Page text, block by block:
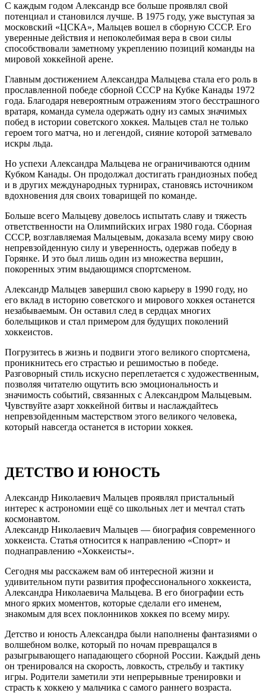
С каждым годом Александр все больше проявлял свой
потенциал и становился лучше. В 1975 году, уже выступая за
московский «ЦСКА», Мальцев вошел в сборную СССР. Его
уверенные действия и непоколебимая вера в свои силы
способствовали заметному укреплению позиций команды на
мировой хоккейной арене.
Главным достижением Александра Мальцева стала его роль в
прославленной победе сборной СССР на Кубке Канады 1972
года. Благодаря невероятным отражениям этого бесстрашного
вратаря, команда сумела одержать одну из самых значимых
побед в истории советского хоккея. Мальцев стал не только
героем того матча, но и легендой, сияние которой затмевало
искры льда.
Но успехи Александра Мальцева не ограничиваются одним
Кубком Канады. Он продолжал достигать грандиозных побед
и в других международных турнирах, становясь источником
вдохновения для своих товарищей по команде.
Больше всего Мальцеву довелось испытать славу и тяжесть
ответственности на Олимпийских играх 1980 года. Сборная
СССР, возглавляемая Мальцевым, доказала всему миру свою
непревзойденную силу и уверенность, одержав победу в
Горянке. И это был лишь один из множества вершин,
покоренных этим выдающимся спортсменом.
Александр Мальцев завершил свою карьеру в 1990 году, но
его вклад в историю советского и мирового хоккея останется
незабываемым. Он оставил след в сердцах многих
болельщиков и стал примером для будущих поколений
хоккеистов.
Погрузитесь в жизнь и подвиги этого великого спортсмена,
проникнитесь его страстью и решимостью в победе.
Разговорный стиль искусно переплетается с художественным,
позволяя читателю ощутить всю эмоциональность и
значимость событий, связанных с Александром Мальцевым.
Чувствуйте азарт хоккейной битвы и наслаждайтесь
непревзойденным мастерством этого великого человека,
который навсегда останется в истории хоккея.
ДЕТСТВО И ЮНОСТЬ
Александр Николаевич Мальцев проявлял пристальный
интерес к астрономии ещё со школьных лет и мечтал стать
космонавтом.
Александр Николаевич Мальцев — биография современного
хоккеиста. Статья относится к направлению «Спорт» и
поднаправлению «Хоккеисты».
Сегодня мы расскажем вам об интересной жизни и
удивительном пути развития профессионального хоккеиста,
Александра Николаевича Мальцева. В его биографии есть
много ярких моментов, которые сделали его именем,
знакомым для всех поклонников хоккея по всему миру.
Детство и юность Александра были наполнены фантазиями о
волшебном волке, который по ночам превращался в
разыгрывающего нападающего сборной России. Каждый день
он тренировался на скорость, ловкость, стрельбу и тактику
игры. Родители заметили эти непрерывные тренировки и
страсть к хоккею у мальчика с самого раннего возраста.